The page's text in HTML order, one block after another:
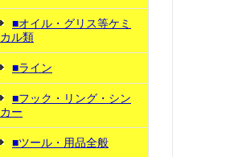
■オイル・グリス等ケミ
カル類
■ライン
■フック・リング・シン
カー
■ツール・用品全般